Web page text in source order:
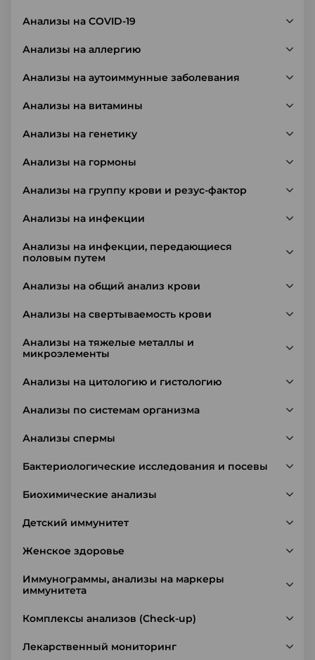
Анализы на COVID-19
Анализы на аллергию
Анализы на аутоиммунные заболевания
Анализы на витамины
Анализы на генетику
Анализы на гормоны
Анализы на группу крови и резус-фактор
Анализы на инфекции
Анализы на инфекции, передающиеся
половым путем
Анализы на общий анализ крови
Анализы на свертываемость крови
Анализы на тяжелые металлы и
микроэлементы
Анализы на цитологию и гистологию
Анализы по системам организма
Анализы спермы
Бактериологические исследования и посевы
Биохимические анализы
Детский иммунитет
Женское здоровье
Иммунограммы, анализы на маркеры
иммунитета
Комплексы анализов (Check-up)
Лекарственный мониторинг